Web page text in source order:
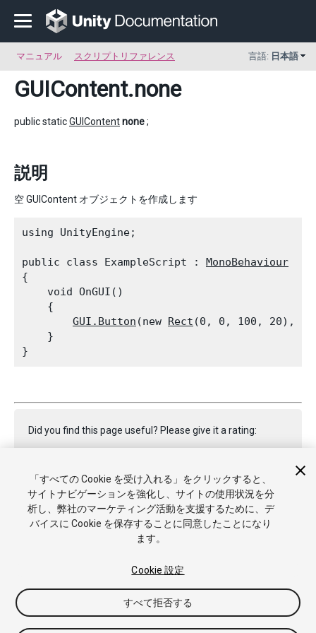
マニュアル スクリプトリファレンス 言語: 日本語
GUIContent.none
public staticGUIContentnone;
説明
空 GUIContent オブジェクトを作成します
using UnityEngine;
public class ExampleScript : MonoBehaviour
{
    void OnGUI()
    {
GUI.Button (new Rect (0, 0, 100, 20),
    }
Did you find this page useful? Please give it a rating:
Report a problem on this page
Copyright © 2019 Unity Technologies. Publication 2018.4
チュートリアル
ナレッジベース
「すべての Cookie を受け入れる」をクリックすると、
サイトナビゲーションを強化し、サイトの使用状況を分
析し、弊社のマーケティング活動を支援するために、デ
バイスに Cookie を保存することに同意したことになり
ます。
Cookie 設定
すべて拒否する